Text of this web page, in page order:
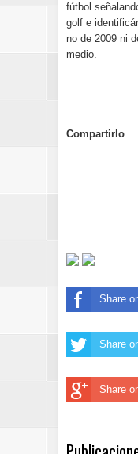
fútbol
golf e
no de 2009 ni
medio.
Compartirlo
Share
Share
Share